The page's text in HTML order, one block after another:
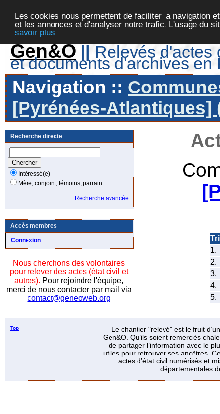
Les cookies nous permettent de faciliter la navigation
et les annonces et d'analyser notre trafic. L'usage du
savoir plus
Gen&O || Relevés d'actes
et documents d'archives en
Navigation ::
[Pyrénées-Atlantiques]
Recherche directe
Intéressé(e)
Mère, conjoint, témoins, parrain...
Recherche avancée
Accès membres
Connexion
Nous cherchons des volontaires
pour relever des actes (état civil et
autres). Pour rejoindre l'équipe,
merci de nous contacter par mail via
contact@geneoweb.org
1.
2.
3.
4.
5.
Top
Le chantier "relevé" est le fruit
Gen&O. Qu’ils soient remerciés
de partager l’information avec le
utiles pour retrouver ses ancêtres.
actes d’état civil numérisés et
départementales